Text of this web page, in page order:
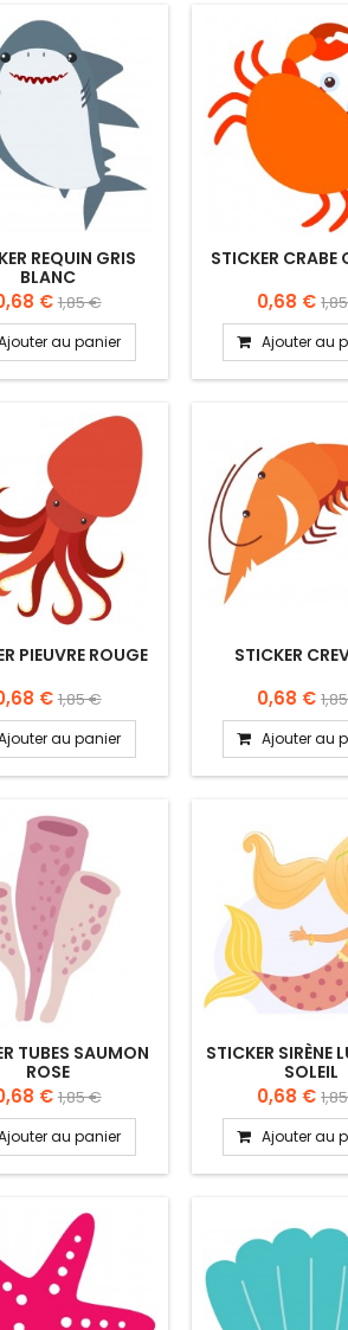
REQUIN GRIS
BLANC
€1,85 €
au panier
STICKER CRABE
0,68 €
Ajouter au
PIEUVRE ROUGE
€1,85 €
au panier
STICKER
0,68 €
Ajouter au
TUBES SAUMON
ROSE
€1,85 €
au panier
STICKER SIRÈNE
SOLEIL
0,68 €
Ajouter au